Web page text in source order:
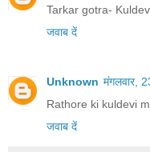
Tarkar gotra-
जवाब दें
Unknown मंगलवार,
Rathore ki kuldevi
जवाब दें